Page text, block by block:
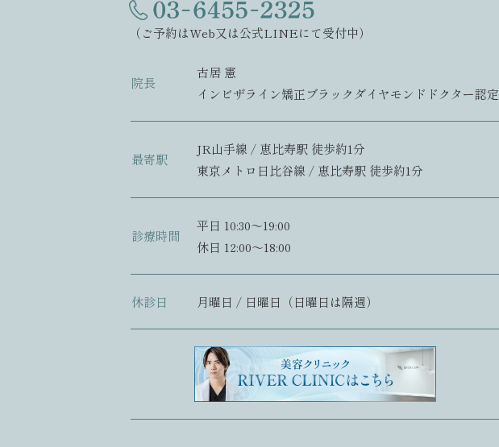
（ご予約はWeb又は公式LINEにて受付中）
院長
古居 憲
インビザライン矯正ブラックダイヤモンドドクター認定
最寄駅
JR山手線 / 恵比寿駅 徒歩約1分
東京メトロ日比谷線 / 恵比寿駅 徒歩約1分
診療時間
平日 10:30〜19:00
休日 12:00〜18:00
休診日 月曜日 / 日曜日（日曜日は隔週）